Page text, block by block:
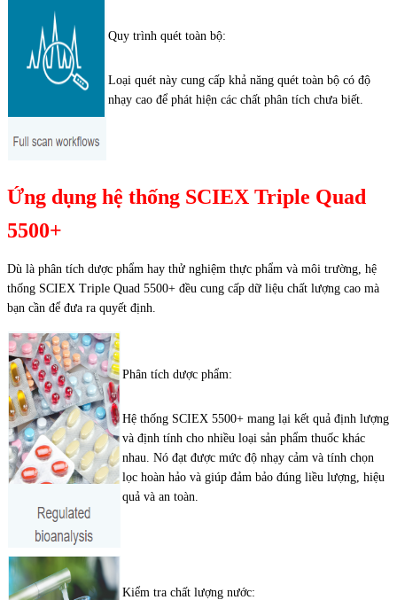
Quy trình quét toàn bộ:
Loại quét này cung cấp khả năng quét toàn bộ có độ
nhạy cao để phát hiện các chất phân tích chưa biết.
Ứng dụng hệ thống SCIEX Triple Quad
5500+
Dù là phân tích dược phẩm hay thử nghiệm thực phẩm và môi trường, hệ
thống SCIEX Triple Quad 5500+ đều cung cấp dữ liệu chất lượng cao mà
bạn cần để đưa ra quyết định.
Phân tích dược phẩm:
Hệ thống SCIEX 5500+ mang lại kết quả định lượng
và định tính cho nhiều loại sản phẩm thuốc khác
nhau. Nó đạt được mức độ nhạy cảm và tính chọn
lọc hoàn hảo và giúp đảm bảo đúng liều lượng, hiệu
quả và an toàn.
Kiểm tra chất lượng nước: